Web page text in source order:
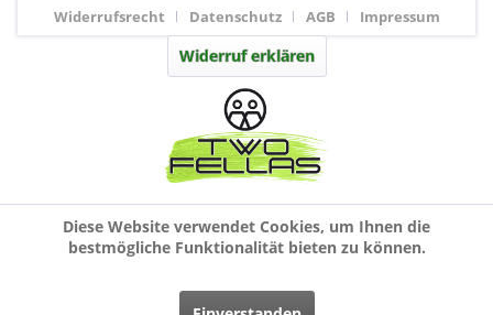
Widerrufsrecht
Datenschutz AGB Impressum
Widerruf erklären
Diese Website verwendet Cookies, um Ihnen die
bestmögliche Funktionalität bieten zu können.